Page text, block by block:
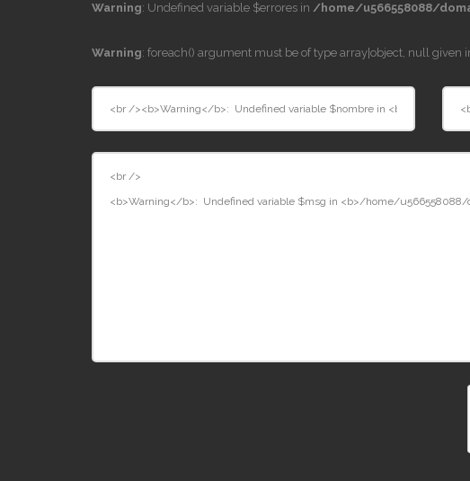
Warning: Undefined variable $errores in /home/u566558088/
Warning: foreach() argument must be of type array|object, null given